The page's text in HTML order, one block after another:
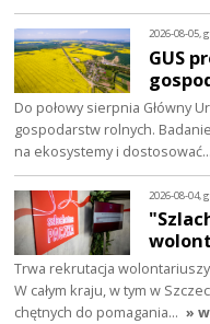
2026-08-05,
GUS
Do połowy sierpnia Główny
gospodarstw rolnych.
na ekosystemy i dostosować…
2026-08-04,
Trwa rekrutacja
W całym kraju, w tym w
chętnych do pomagania… »